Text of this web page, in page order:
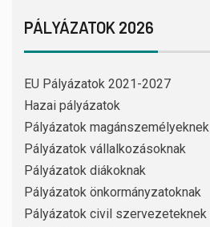
PÁLYÁZATOK 2026
EU Pályázatok 2021-2027
Hazai pályázatok
Pályázatok magánszemélyeknek
Pályázatok vállalkozásoknak
Pályázatok diákoknak
Pályázatok önkormányzatoknak
Pályázatok civil szervezeteknek